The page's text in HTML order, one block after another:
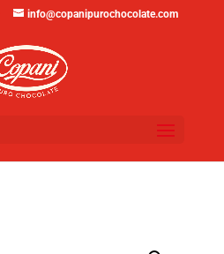
info@copanipurochocolate.com